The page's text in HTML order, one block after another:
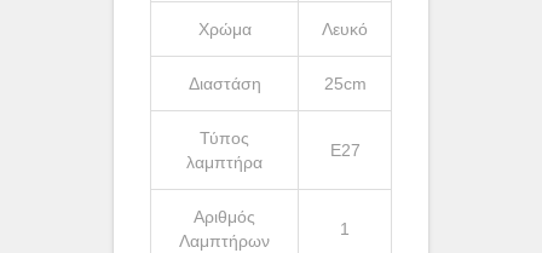
Χρώμα Λευκό
Διαστάση 25cm
Τύπος
λαμπτήρα
Ε27
Αριθμός
Λαμπτήρων
1